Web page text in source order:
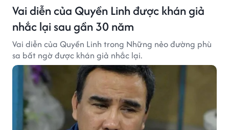
Vai diễn của Quyền Linh được khán giả
nhắc lại sau gần 30 năm
Vai diễn của Quyền Linh trong Những nẻo đường phù
sa bất ngờ được khán giả nhắc lại.